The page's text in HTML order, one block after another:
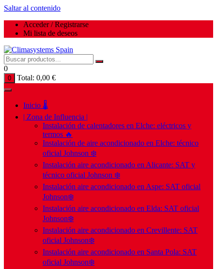
Saltar al contenido
Acceder / Registrarse
Mi lista de deseos
0
0 Total: 0,00 €
Inicio 🌡️
| Zona de Influencia |
Instalación de calentadores en Elche: eléctricos y
termos 🔥
Instalación de aire acondicionado en Elche: técnico
oficial Johnson ❄️
Instalación aire acondicionado en Alicante: SAT y
técnico oficial Johnson ❄️
Instalación aire acondicionado en Aspe: SAT oficial
Johnson❄️
Instalación aire acondicionado en Elda: SAT oficial
Johnson❄️
Instalación aire acondicionado en Crevillente: SAT
oficial Johnson❄️
Instalación aire acondicionado en Santa Pola: SAT
oficial Johnson❄️